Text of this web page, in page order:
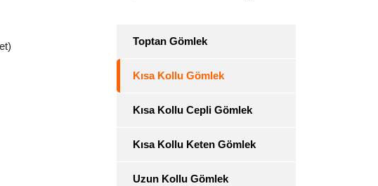
Toptan Gömlek
Kısa Kollu Gömlek
Kısa Kollu Cepli Gömlek
Kısa Kollu Keten Gömlek
Uzun Kollu Gömlek